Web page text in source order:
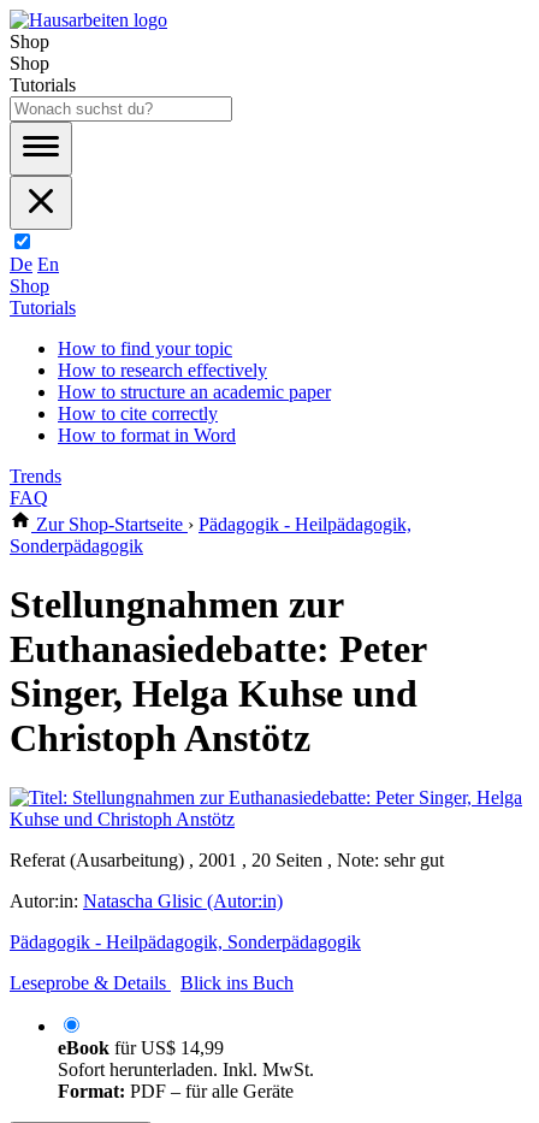
Shop
Shop
Tutorials
De En
Shop
Tutorials
How to find your topic
How to research effectively
How to structure an academic paper
How to cite correctly
How to format in Word
Trends
FAQ
Zur Shop-Startseite › Pädagogik - Heilpädagogik,
Sonderpädagogik
Stellungnahmen zur
Euthanasiedebatte: Peter
Singer, Helga Kuhse und
Christoph Anstötz
Referat (Ausarbeitung) , 2001 , 20 Seiten , Note: sehr gut
Autor:in: Natascha Glisic (Autor:in)
Pädagogik - Heilpädagogik, Sonderpädagogik
Leseprobe & Details
Blick ins Buch
eBook fürUS$ 14,99
Sofort herunterladen. Inkl. MwSt.
Format: PDF – für alle Geräte